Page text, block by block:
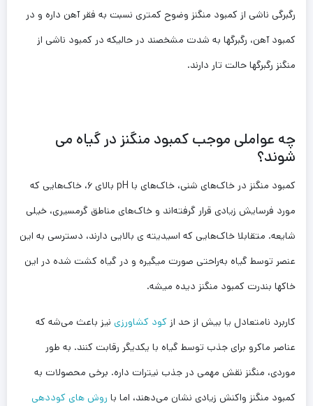
رگبرگی ناشی از کمبود منگنز وضوح کمتری نسبت به فقر آهن داره و در
کمبود آهن، رگبرگ­ها به شدت مشخصند در حالی­که در کمبود ناشی از
منگنز رگبرگ­ها حالت تار دارند.
چه عواملی موجب کمبود منگنز در گیاه می
شوند؟
کمبود منگنز در خاک‌های شنی، خاک‌های با pH بالای ۶، خاک‌هایی که
مورد فرسایش زیادی قرار گرفته‌اند و خاک‌های مناطق گرمسیری، خیلی
شایعه. متقابلا خاک‌‌هایی که اسیدیته ­ی بالایی دارند، دسترسی به این
عنصر توسط گیاه به‌راحتی صورت می­گیره و در گیاه کشت شده در این
خاک­ها بندرت کمبود منگنز دیده میشه.
کاربرد نامتعادل یا بیش از حد از کود کشاورزی نیز باعث می‌شه که
عناصر ماکرو برای جذب توسط گیاه با یکدیگر رقابت کنند. به طور
موردی، منگنز نقش مهمی در جذب نیترات داره. برخی محصولات به
کمبود منگنز واکنش زیادی نشان می‌دهند، اما با روش های کوددهی